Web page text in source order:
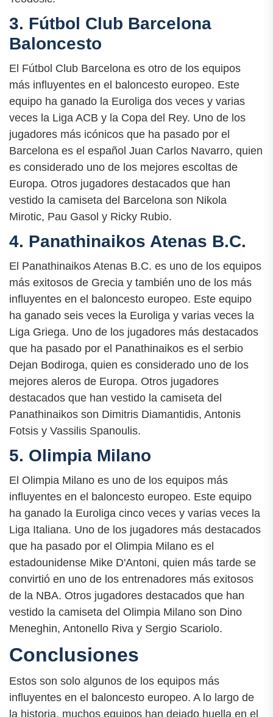
3. Fútbol Club Barcelona
Baloncesto
El Fútbol Club Barcelona es otro de los equipos
más influyentes en el baloncesto europeo. Este
equipo ha ganado la Euroliga dos veces y varias
veces la Liga ACB y la Copa del Rey. Uno de los
jugadores más icónicos que ha pasado por el
Barcelona es el español Juan Carlos Navarro, quien
es considerado uno de los mejores escoltas de
Europa. Otros jugadores destacados que han
vestido la camiseta del Barcelona son Nikola
Mirotic, Pau Gasol y Ricky Rubio.
4. Panathinaikos Atenas B.C.
El Panathinaikos Atenas B.C. es uno de los equipos
más exitosos de Grecia y también uno de los más
influyentes en el baloncesto europeo. Este equipo
ha ganado seis veces la Euroliga y varias veces la
Liga Griega. Uno de los jugadores más destacados
que ha pasado por el Panathinaikos es el serbio
Dejan Bodiroga, quien es considerado uno de los
mejores aleros de Europa. Otros jugadores
destacados que han vestido la camiseta del
Panathinaikos son Dimitris Diamantidis, Antonis
Fotsis y Vassilis Spanoulis.
5. Olimpia Milano
El Olimpia Milano es uno de los equipos más
influyentes en el baloncesto europeo. Este equipo
ha ganado la Euroliga cinco veces y varias veces la
Liga Italiana. Uno de los jugadores más destacados
que ha pasado por el Olimpia Milano es el
estadounidense Mike D'Antoni, quien más tarde se
convirtió en uno de los entrenadores más exitosos
de la NBA. Otros jugadores destacados que han
vestido la camiseta del Olimpia Milano son Dino
Meneghin, Antonello Riva y Sergio Scariolo.
Conclusiones
Estos son solo algunos de los equipos más
influyentes en el baloncesto europeo. A lo largo de
la historia, muchos equipos han dejado huella en el